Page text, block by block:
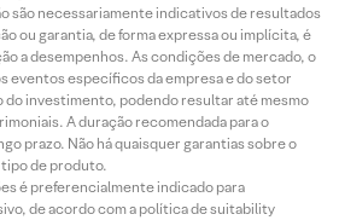
são necessariamente indicativos de resultados
ou garantia, de forma expressa ou implícita, é
a desempenhos. As condições de mercado, o
eventos específicos da empresa e do setor
do investimento, podendo resultar até mesmo
A duração recomendada para o
prazo. Não há quaisquer garantias sobre o
de produto.
é preferencialmente indicado para
de acordo com a política de suitability